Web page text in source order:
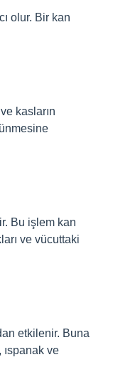
olur. Bir kan
kasların
Bu işlem kan
ve vücuttaki
etkilenir. Buna
ve